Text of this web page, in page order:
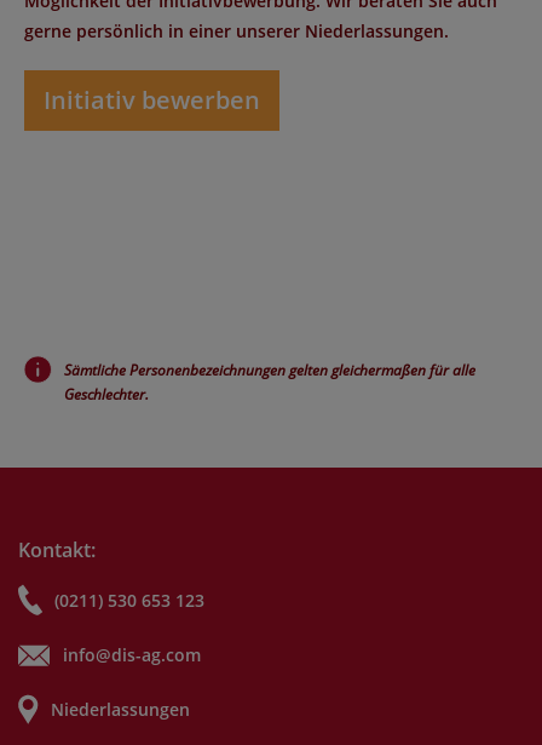
gerne persönlich in einer unserer Niederlassungen.
Initiativ bewerben
Sämtliche Personenbezeichnungen gelten gleichermaßen für alle
Geschlechter.
Kontakt:
(0211) 530 653 123
info@dis-ag.com
Niederlassungen